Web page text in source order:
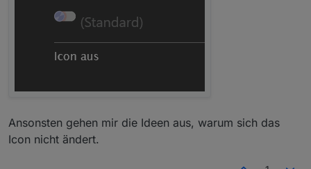
Ansonsten gehen mir die Ideen aus, warum sich das
Icon nicht ändert.